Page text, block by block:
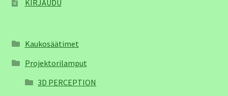
KIRJAUDU
Kaukosäätimet
Projektorilamput
3D PERCEPTION